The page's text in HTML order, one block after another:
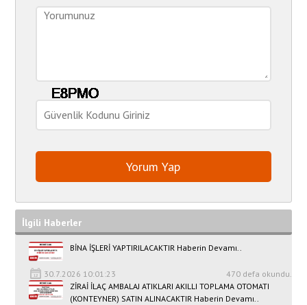
İlgili Haberler
BİNA İŞLERİ YAPTIRILACAKTIR Haberin Devamı..
30.7.2026 10:01:23
470 defa okundu.
ZİRAİ İLAÇ AMBALAJ ATIKLARI AKILLI TOPLAMA OTOMATI
(KONTEYNER) SATIN ALINACAKTIR Haberin Devamı..